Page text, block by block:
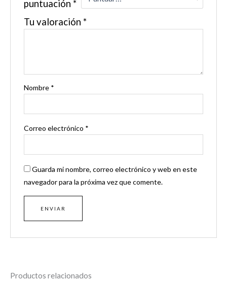
puntuación *
Tu valoración *
Nombre *
Correo electrónico *
Guarda mi nombre, correo electrónico y web en este
navegador para la próxima vez que comente.
Productos relacionados